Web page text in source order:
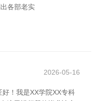
各部老实
2026-05-16
！我是XX学院XX专科